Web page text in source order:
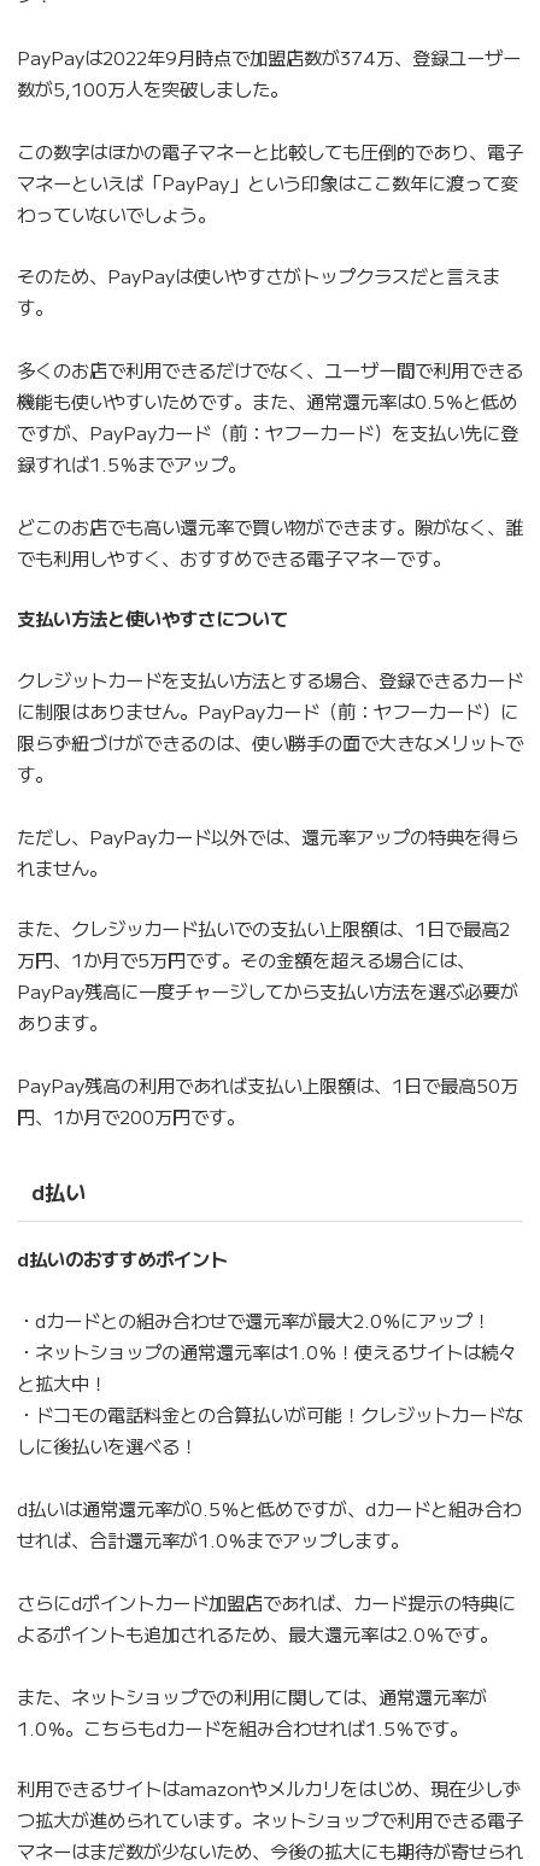
PayPayは2022年9月時点で加盟店数が374万、登録ユーザー
数が5,100万人を突破しました。
この数字はほかの電子マネーと比較しても圧倒的であり、電子
マネーといえば「PayPay」という印象はここ数年に渡って変
わっていないでしょう。
そのため、PayPayは使いやすさがトップクラスだと言えま
す。
多くのお店で利用できるだけでなく、ユーザー間で利用できる
機能も使いやすいためです。また、通常還元率は0.5％と低め
ですが、PayPayカード（前：ヤフーカード）を支払い先に登
録すれば1.5％までアップ。
どこのお店でも高い還元率で買い物ができます。隙がなく、誰
でも利用しやすく、おすすめできる電子マネーです。
支払い方法と使いやすさについて
クレジットカードを支払い方法とする場合、登録できるカード
に制限はありません。PayPayカード（前：ヤフーカード）に
限らず紐づけができるのは、使い勝手の面で大きなメリットで
す。
ただし、PayPayカード以外では、還元率アップの特典を得ら
れません。
また、クレジッカード払いでの支払い上限額は、1日で最高2
万円、1か月で5万円です。その金額を超える場合には、
PayPay残高に一度チャージしてから支払い方法を選ぶ必要が
あります。
PayPay残高の利用であれば支払い上限額は、1日で最高50万
円、1か月で200万円です。
d払い
d払いのおすすめポイント
・dカードとの組み合わせで還元率が最大2.0％にアップ！
・ネットショップの通常還元率は1.0％！使えるサイトは続々
と拡大中！
・ドコモの電話料金との合算払いが可能！クレジットカードな
しに後払いを選べる！
d払いは通常還元率が0.5％と低めですが、dカードと組み合わ
せれば、合計還元率が1.0％までアップします。
さらにdポイントカード加盟店であれば、カード提示の特典に
よるポイントも追加されるため、最大還元率は2.0％です。
また、ネットショップでの利用に関しては、通常還元率が
1.0％。こちらもdカードを組み合わせれば1.5％です。
利用できるサイトはamazonやメルカリをはじめ、現在少しず
つ拡大が進められています。ネットショップで利用できる電子
マネーはまだ数が少ないため、今後の拡大にも期待が寄せられ